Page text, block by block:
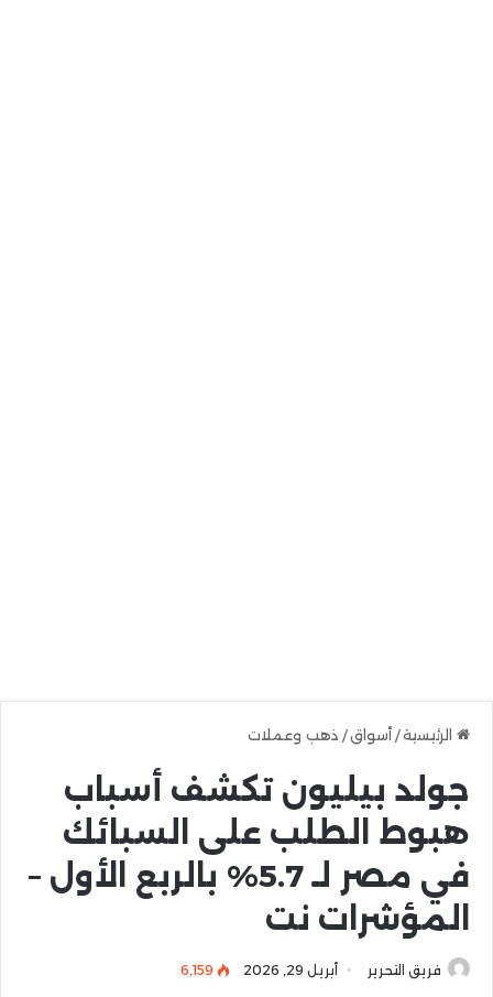
الرئيسية/ أسواق/ ذهب وعملات
جولد بيليون تكشف أسباب
هبوط الطلب على السبائك
في مصر لـ 5.7% بالربع الأول –
المؤشرات نت
فريق التحرير أبريل 29, 2026 6٬159